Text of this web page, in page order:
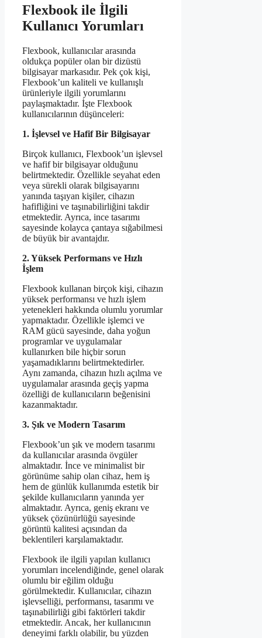
Flexbook ile İlgili
Kullanıcı Yorumları
Flexbook, kullanıcılar arasında
oldukça popüler olan bir dizüstü
bilgisayar markasıdır. Pek çok kişi,
Flexbook’un kaliteli ve kullanışlı
ürünleriyle ilgili yorumlarını
paylaşmaktadır. İşte Flexbook
kullanıcılarının düşünceleri:
1. İşlevsel ve Hafif Bir Bilgisayar
Birçok kullanıcı, Flexbook’un işlevsel
ve hafif bir bilgisayar olduğunu
belirtmektedir. Özellikle seyahat eden
veya sürekli olarak bilgisayarını
yanında taşıyan kişiler, cihazın
hafifliğini ve taşınabilirliğini takdir
etmektedir. Ayrıca, ince tasarımı
sayesinde kolayca çantaya sığabilmesi
de büyük bir avantajdır.
2. Yüksek Performans ve Hızlı
İşlem
Flexbook kullanan birçok kişi, cihazın
yüksek performansı ve hızlı işlem
yetenekleri hakkında olumlu yorumlar
yapmaktadır. Özellikle işlemci ve
RAM gücü sayesinde, daha yoğun
programlar ve uygulamalar
kullanırken bile hiçbir sorun
yaşamadıklarını belirtmektedirler.
Aynı zamanda, cihazın hızlı açılma ve
uygulamalar arasında geçiş yapma
özelliği de kullanıcıların beğenisini
kazanmaktadır.
3. Şık ve Modern Tasarım
Flexbook’un şık ve modern tasarımı
da kullanıcılar arasında övgüler
almaktadır. İnce ve minimalist bir
görünüme sahip olan cihaz, hem iş
hem de günlük kullanımda estetik bir
şekilde kullanıcıların yanında yer
almaktadır. Ayrıca, geniş ekranı ve
yüksek çözünürlüğü sayesinde
görüntü kalitesi açısından da
beklentileri karşılamaktadır.
Flexbook ile ilgili yapılan kullanıcı
yorumları incelendiğinde, genel olarak
olumlu bir eğilim olduğu
görülmektedir. Kullanıcılar, cihazın
işlevselliği, performansı, tasarımı ve
taşınabilirliği gibi faktörleri takdir
etmektedir. Ancak, her kullanıcının
deneyimi farklı olabilir, bu yüzden